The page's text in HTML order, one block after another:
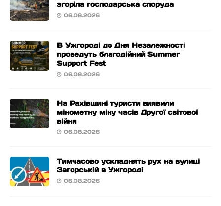
згоріла господарська споруда
06.08.2026
В Ужгороді до Дня Незалежності
проведуть благодійний Summer
Support Fest
06.08.2026
На Рахівщині туристи виявили
мінометну міну часів Другої світової
війни
06.08.2026
Тимчасово ускладнять рух на вулиці
Загорській в Ужгороді
06.08.2026